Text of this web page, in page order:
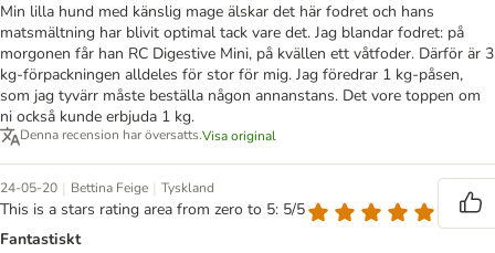
Min lilla hund med känslig mage älskar det här fodret och hans
matsmältning har blivit optimal tack vare det. Jag blandar fodret: på
morgonen får han RC Digestive Mini, på kvällen ett våtfoder. Därför är 3
kg-förpackningen alldeles för stor för mig. Jag föredrar 1 kg-påsen,
som jag tyvärr måste beställa någon annanstans. Det vore toppen om
ni också kunde erbjuda 1 kg.
Denna recension har översatts.Visa original
24-05-20 | Bettina Feige | Tyskland
This is a stars rating area from zero to 5: 5/5
Fantastiskt